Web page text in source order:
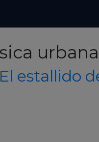
urbana
El estallido